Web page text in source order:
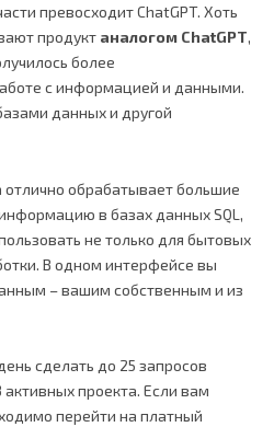
превосходит ChatGPT. Хоть
продукт аналогом ChatGPT,
более
с информацией и данными.
данных и другой
отлично обрабатывает большие
в базах данных SQL,
не только для бытовых
В одном интерфейсе вы
– вашим собственным и из
сделать до 25 запросов
проекта. Если вам
перейти на платный